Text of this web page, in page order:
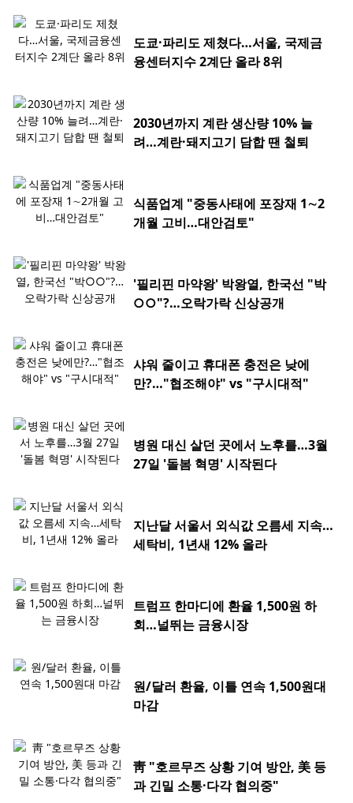
도쿄·파리도 제쳤다…서울, 국제금
융센터지수 2계단 올라 8위
2030년까지 계란 생산량 10% 늘
려…계란·돼지고기 담합 땐 철퇴
식품업계 "중동사태에 포장재 1∼2
개월 고비…대안검토"
'필리핀 마약왕' 박왕열, 한국선 "박
○○"?…오락가락 신상공개
샤워 줄이고 휴대폰 충전은 낮에
만?…"협조해야" vs "구시대적"
병원 대신 살던 곳에서 노후를…3월
27일 '돌봄 혁명' 시작된다
지난달 서울서 외식값 오름세 지속…
세탁비, 1년새 12% 올라
트럼프 한마디에 환율 1,500원 하
회…널뛰는 금융시장
원/달러 환율, 이틀 연속 1,500원대
마감
靑 "호르무즈 상황 기여 방안, 美 등
과 긴밀 소통·다각 협의중"